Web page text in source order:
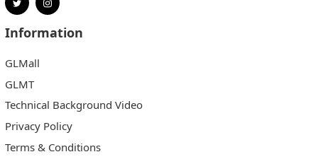
Information
GLMall
GLMT
Technical Background Video
Privacy Policy
Terms & Conditions